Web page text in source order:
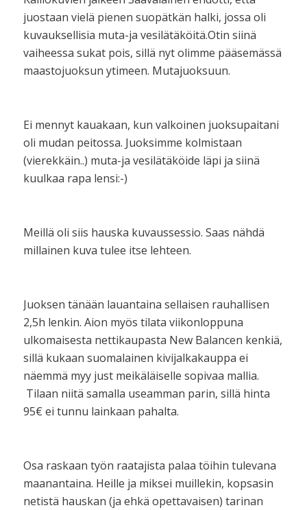
juostaan vielä pienen suopätkän halki, jossa oli
kuvauksellisia muta-ja vesilätäköitä.Otin siinä
vaiheessa sukat pois, sillä nyt olimme pääsemässä
maastojuoksun ytimeen. Mutajuoksuun.
Ei mennyt kauakaan, kun valkoinen juoksupaitani
oli mudan peitossa. Juoksimme kolmistaan
(vierekkäin..) muta-ja vesilätäköide läpi ja siinä
kuulkaa rapa lensi:-)
Meillä oli siis hauska kuvaussessio. Saas nähdä
millainen kuva tulee itse lehteen.
Juoksen tänään lauantaina sellaisen rauhallisen
2,5h lenkin. Aion myös tilata viikonloppuna
ulkomaisesta nettikaupasta New Balancen kenkiä,
sillä kukaan suomalainen kivijalkakauppa ei
näemmä myy just meikäläiselle sopivaa mallia.
Tilaan niitä samalla useamman parin, sillä hinta
95€ ei tunnu lainkaan pahalta.
Osa raskaan työn raatajista palaa töihin tulevana
maanantaina. Heille ja miksei muillekin, kopsasin
netistä hauskan (ja ehkä opettavaisen) tarinan